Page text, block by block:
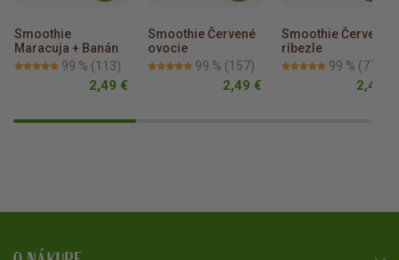
Smoothie
Maracuja + Banán
99 % (113)
2,49 €
Smoothie Červené
ovocie
99 % (157)
2,49 €
Smoothie Červené
ríbezle
99 % (77)
2,49 €